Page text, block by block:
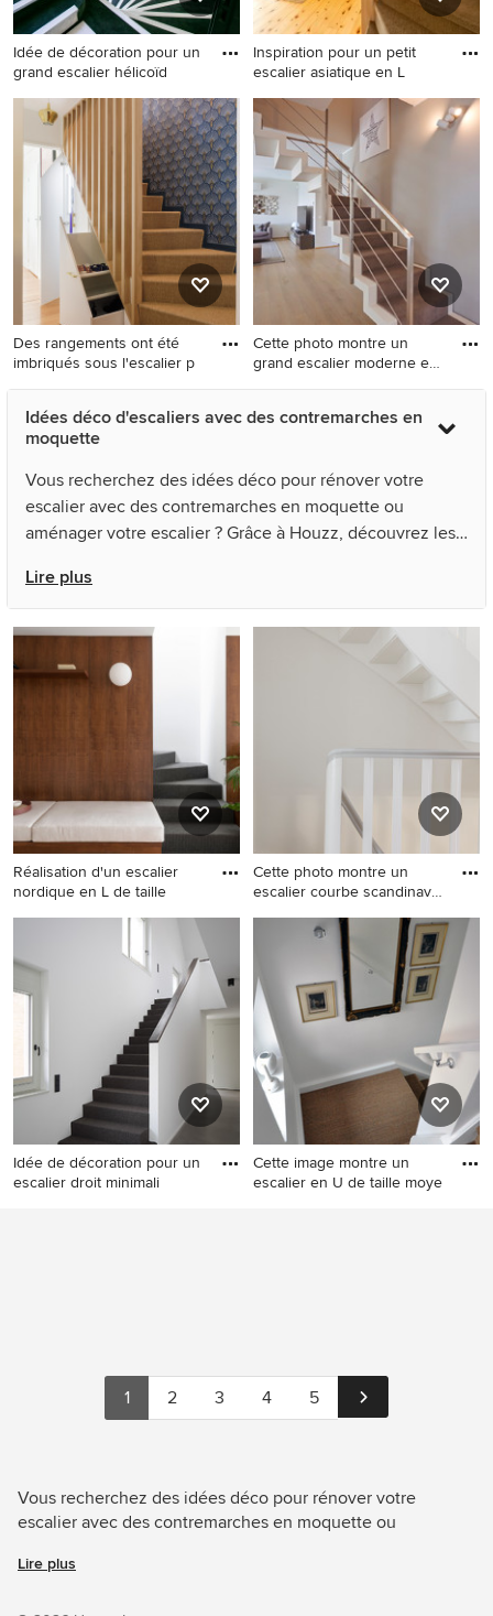
Idée de décoration pour un
grand escalier hélicoïd
Idée de décoration pour un
grand escalier hélicoïdal
tradition avec des marches
en moquette, des
contremarches en moquette
et du papier peint.
Inspiration pour un petit
escalier asiatique en L
Inspiration pour un petit
escalier asiatique en L avec
des marches en moquette et
des contremarches en
moquette.
Des rangements ont été
imbriqués sous l'escalier p
Cette photo montre un
escalier courbe tendance de
taille moyenne avec des
contremarches en moquette,
un garde-corps en bois, du
papier peint et rangements.
Cette photo montre un
grand escalier moderne en
Cette photo montre un grand
escalier moderne en L avec
moquette et un garde-corps
en métal.
Idées déco d'escaliers avec des contremarches en
moquette
Vous recherchez des idées déco pour rénover votre
escalier avec des contremarches en moquette ou
aménager votre escalier ? Grâce à Houzz, découvrez les
artisans, dont PLUS ULTRA studio et Finkernagel Ross
GmbH. Parcourez une multitude de photos de décoration
et d'aménagement dans de nombreux styles et coloris.
Sauvegardez facilement toutes vos idées déco d'escalier
avec des contremarches en moquette dans un dossier
d'idées ou contactez le professionnel ayant réalisé le
projet qui vous a inspiré pour qu'il vous conseille sur les
nouvelles tendances déco. Inspirez-vous des plus belles
photos d'escaliers avec des contremarches en moquette
trouvées sur Houzz et faites le plein d'idées pour tous
vos projets de rénovation et d'aménagement de maison.
Lire plus
Réalisation d'un escalier
nordique en L de taille
Réalisation d'un escalier
nordique en L de taille
moyenne avec des marches
en moquette, des
contremarches en moquette,
un garde-corps en métal et
Cette photo montre un
escalier courbe scandinave
Cette photo montre un
escalier courbe scandinave
avec des marches en bois,
des contremarches en
moquette et un garde-corps
en bois.
Idée de décoration pour un
escalier droit minimali
Cette image montre un
escalier en U de taille moye
1 2 3 4 5
Vous recherchez des idées déco pour rénover votre
escalier avec des contremarches en moquette ou
124 photos des meilleurs décorateurs, architectes et
Lire plus